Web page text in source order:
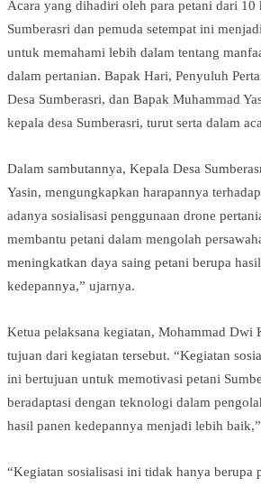
Acara yang dihadiri oleh para petani dari 10
Sumberasri dan pemuda setempat ini
untuk memahami lebih dalam tentang
dalam pertanian. Bapak Hari, Penyuluh
Desa Sumberasri, dan Bapak Muhammad
kepala desa Sumberasri, turut serta dalam
Dalam sambutannya, Kepala Desa
Yasin, mengungkapkan harapannya
adanya sosialisasi penggunaan drone
membantu petani dalam mengolah
meningkatkan daya saing petani berupa
kedepannya,” ujarnya.
Ketua pelaksana kegiatan, Mohammad Dwi
tujuan dari kegiatan tersebut. “Kegiatan
ini bertujuan untuk memotivasi petani
beradaptasi dengan teknologi dalam
hasil panen kedepannya menjadi lebih
“Kegiatan sosialisasi ini tidak hanya berupa